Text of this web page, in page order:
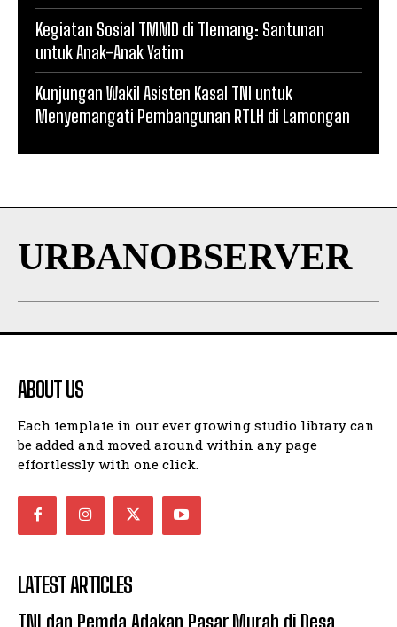
Kegiatan Sosial TMMD di Tlemang: Santunan
untuk Anak-Anak Yatim
Kunjungan Wakil Asisten Kasal TNI untuk
Menyemangati Pembangunan RTLH di Lamongan
URBANOBSERVER
ABOUT US
Each template in our ever growing studio library can
be added and moved around within any page
effortlessly with one click.
LATEST ARTICLES
TNI dan Pemda Adakan Pasar Murah di Desa